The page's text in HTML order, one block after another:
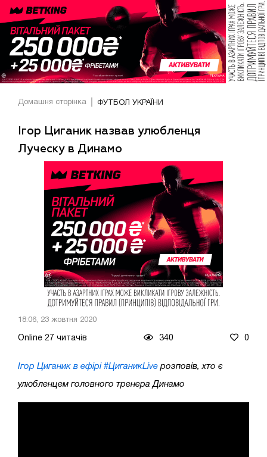
Домашня сторінка ФУТБОЛ УКРАЇНИ
Ігор Циганик назвав улюбленця
Луческу в Динамо
18:06, 23 жовтня 2020
Online 27 читачів 340 0
Ігор Циганик в ефірі #ЦиганикLive розповів, хто є
улюбленцем головного тренера Динамо